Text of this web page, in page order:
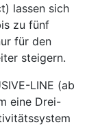
lassen sich
zu fünf
für den
steigern.
LINE (ab
eine Drei-